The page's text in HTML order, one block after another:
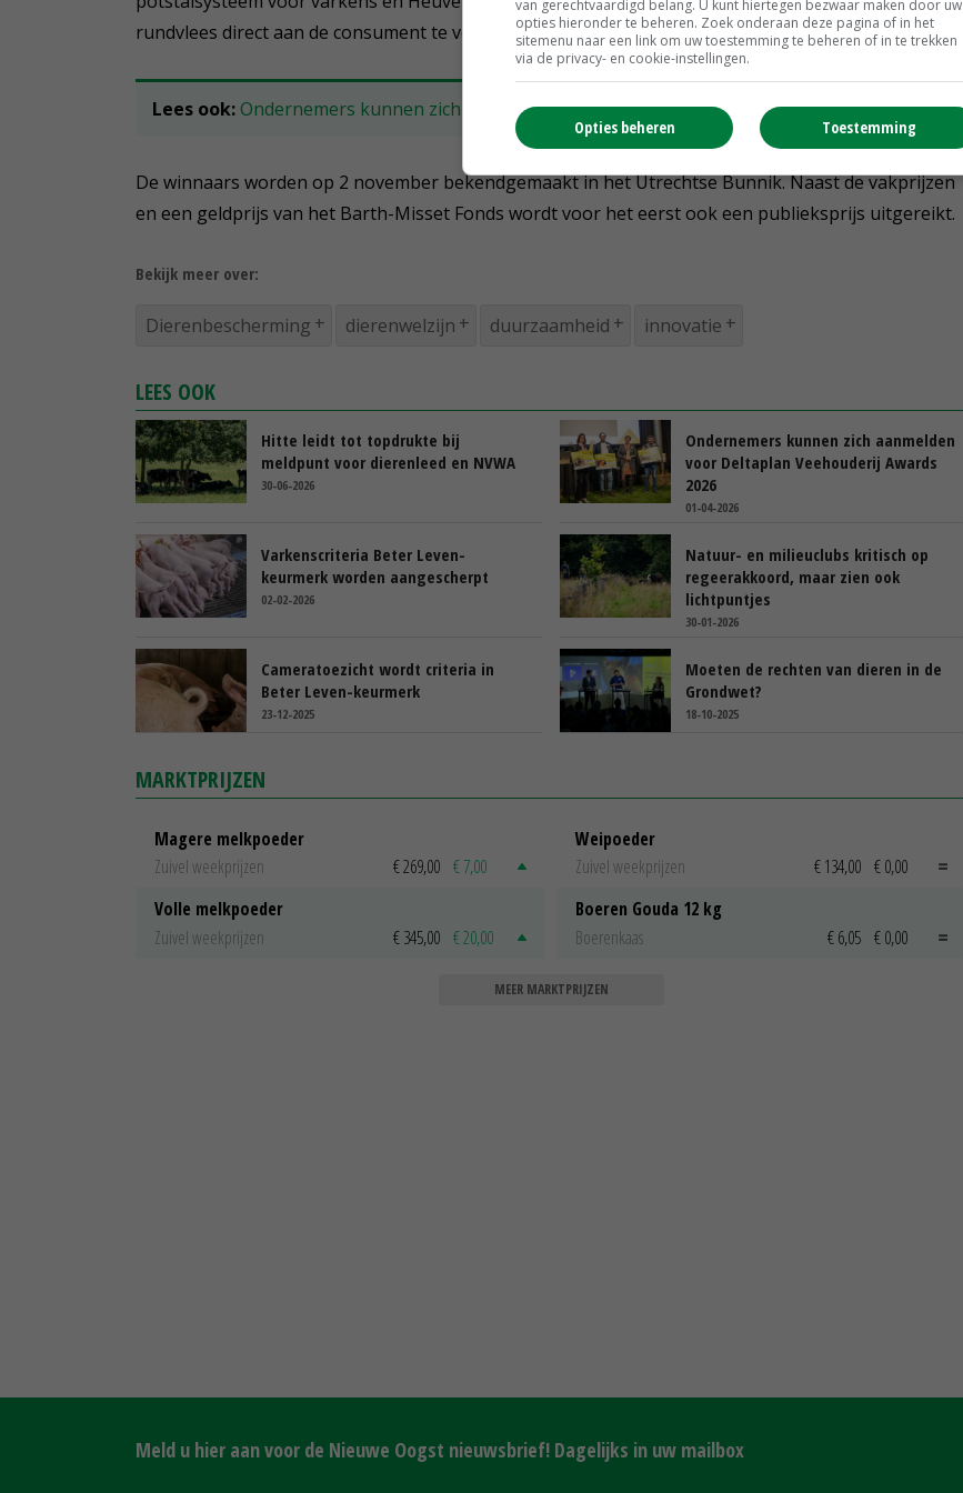
rundvlees direct aan de consument te verkopen.
Lees ook: Ondernemers kunnen zich aanmelden voor Deltaplan Veehouderij Awards 2026
De winnaars worden op 2 november bekendgemaakt in het Utrechtse Bunnik. Naast de vakprijzen
en een geldprijs van het Barth-Misset Fonds wordt voor het eerst ook een publieksprijs uitgereikt.
Bekijk meer over:
Dierenbescherming dierenwelzijn duurzaamheid innovatie
LEES OOK
Hitte leidt tot topdrukte bij
meldpunt voor dierenleed en NVWA
30-06-2026
Ondernemers kunnen zich aanmelden
voor Deltaplan Veehouderij Awards
2026
01-04-2026
Varkenscriteria Beter Leven-
keurmerk worden aangescherpt
02-02-2026
Natuur- en milieuclubs kritisch op
regeerakkoord, maar zien ook
lichtpuntjes
30-01-2026
Cameratoezicht wordt criteria in
Beter Leven-keurmerk
23-12-2025
Moeten de rechten van dieren in de
Grondwet?
18-10-2025
MARKTPRIJZEN
Magere melkpoeder
Zuivel weekprijzen
€ 269,00 € 7,00
Volle melkpoeder
Zuivel weekprijzen
€ 345,00 € 20,00
Weipoeder
Zuivel weekprijzen
€ 134,00 € 0,00
Boeren Gouda 12 kg
Boerenkaas
€ 6,05 € 0,00
MEER MARKTPRIJZEN
Meld u hier aan voor de Nieuwe Oogst nieuwsbrief! Dagelijks in uw mailbox
van gerechtvaardigd belang. U kunt hiertegen bezwaar maken door uw
opties hieronder te beheren. Zoek onderaan deze pagina of in het
sitemenu naar een link om uw toestemming te beheren of in te trekken
via de privacy- en cookie-instellingen.
Toestemming
Opties beheren